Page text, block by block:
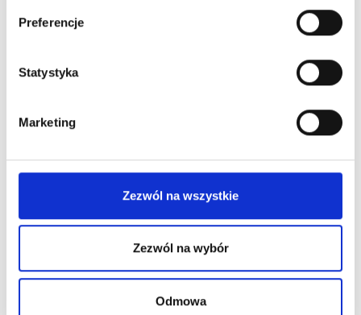
Preferencje
Statystyka
Marketing
Zezwól na wszystkie
Zezwól na wybór
Odmowa
Laminator Fellowes Saturn 3i A4